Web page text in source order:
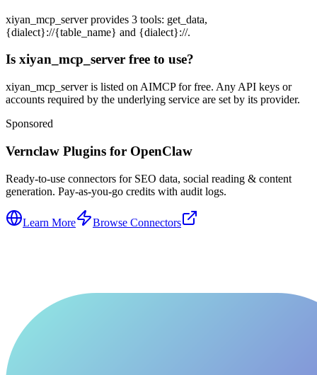
xiyan_mcp_server provides 3 tools: get_data,
{dialect}://{table_name} and {dialect}://.
Is xiyan_mcp_server free to use?
xiyan_mcp_server is listed on AIMCP for free. Any API keys or
accounts required by the underlying service are set by its provider.
Sponsored
Vernclaw Plugins for OpenClaw
Ready-to-use connectors for SEO data, social reading & content
generation. Pay-as-you-go credits with audit logs.
Learn More Browse Connectors